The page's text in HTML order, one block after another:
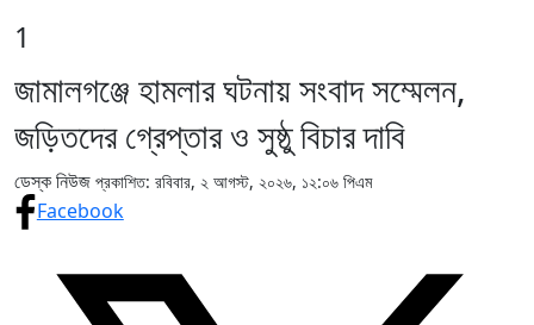
1
জামালগঞ্জে হামলার ঘটনায় সংবাদ সম্মেলন,
জড়িতদের গ্রেপ্তার ও সুষ্ঠু বিচার দাবি
ডেস্ক নিউজ প্রকাশিত: রবিবার, ২ আগস্ট, ২০২৬, ১২:০৬ পিএম
Facebook